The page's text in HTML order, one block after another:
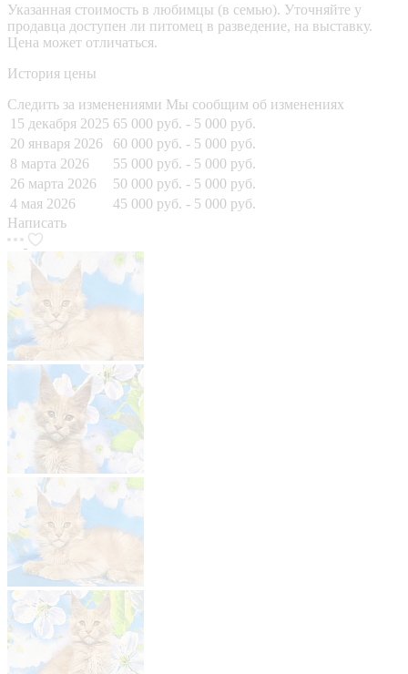
Указанная стоимость в любимцы (в семью). Уточняйте у
продавца доступен ли питомец в разведение, на выставку.
Цена может отличаться.
История цены
Следить за изменениями Мы сообщим об изменениях
15 декабря 2025 65 000 руб. - 5 000 руб.
20 января 2026
60 000 руб. - 5 000 руб.
8 марта 2026
55 000 руб. - 5 000 руб.
26 марта 2026
50 000 руб. - 5 000 руб.
4 мая 2026
45 000 руб. - 5 000 руб.
Написать